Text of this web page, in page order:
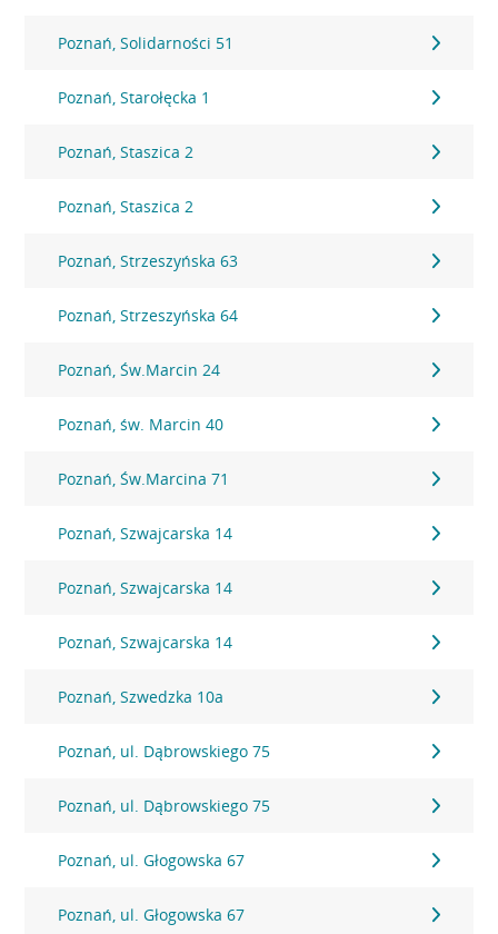
Poznań, Solidarności 51
Poznań, Starołęcka 1
Poznań, Staszica 2
Poznań, Staszica 2
Poznań, Strzeszyńska 63
Poznań, Strzeszyńska 64
Poznań, Św.Marcin 24
Poznań, św. Marcin 40
Poznań, Św.Marcina 71
Poznań, Szwajcarska 14
Poznań, Szwajcarska 14
Poznań, Szwajcarska 14
Poznań, Szwedzka 10a
Poznań, ul. Dąbrowskiego 75
Poznań, ul. Dąbrowskiego 75
Poznań, ul. Głogowska 67
Poznań, ul. Głogowska 67